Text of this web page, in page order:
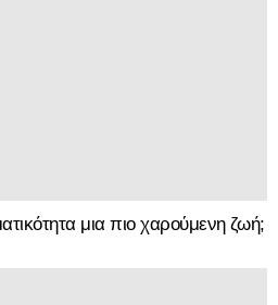
μια πιο χαρούμενη ζωή;